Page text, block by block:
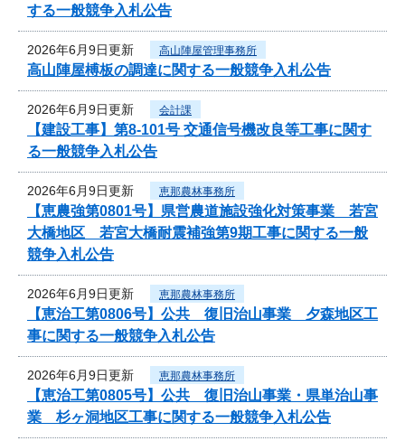
する一般競争入札公告
2026年6月9日更新 高山陣屋管理事務所
高山陣屋榑板の調達に関する一般競争入札公告
2026年6月9日更新 会計課
【建設工事】第8-101号 交通信号機改良等工事に関す
る一般競争入札公告
2026年6月9日更新 恵那農林事務所
【恵農強第0801号】県営農道施設強化対策事業 若宮
大橋地区 若宮大橋耐震補強第9期工事に関する一般
競争入札公告
2026年6月9日更新 恵那農林事務所
【恵治工第0806号】公共 復旧治山事業 夕森地区工
事に関する一般競争入札公告
2026年6月9日更新 恵那農林事務所
【恵治工第0805号】公共 復旧治山事業・県単治山事
業 杉ヶ洞地区工事に関する一般競争入札公告